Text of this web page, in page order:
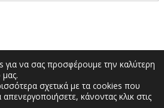
Κοζάνη 50100 | Τηλέφωνο:
για να σας προσφέρουμε την καλύτερη
σχετικά με τα cookies που
κάνοντας κλικ στις